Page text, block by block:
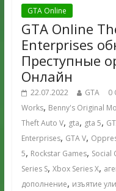
GTA Online
GTA Online
Enterprises
Преступные
Онлайн
22.07.2022 GTA 0
Works, Benny's Original
Theft Auto V, gta, gta 5,
Enterprises, GTA V,
5, Rockstar Games, Social
Series S, Xbox Series X,
дополнение, изъятие